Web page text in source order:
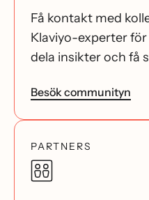
Få kontakt med
Klaviyo-experter
dela insikter och få
Besök communityn
PARTNERS